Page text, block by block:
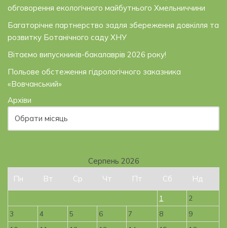
обговорення екологічного майбутнього Хмельниччини
Багаторічне партнерство задля збереження довкілля та
розвитку Ботанічного саду ХНУ
Вітаємо випускників-бакалаврів 2026 року!
Польове обстеження гідрологічного заказника
«Вовчанський»
Архіви
Серпень 2026
Пн
Вт Ср Чт Пт Сб Нд
1
2
3
4 5 6 7 8
9